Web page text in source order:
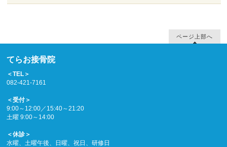
ページ上部へ
てらお接骨院
＜TEL＞
082-421-7161
＜受付＞
9:00～12:00／15:40～21:20
土曜 9:00～14:00
＜休診＞
水曜、土曜午後、日曜、祝日、研修日